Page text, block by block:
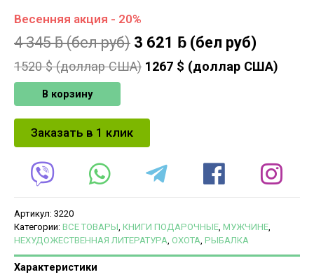
Весенняя акция - 20%
4 345ƃ(бел руб) 3 621 ƃ (бел руб)
1520$ (доллар США) 1267 $ (доллар США)
В корзину
Заказать в 1 клик
Артикул: 3220
Категории: ВСЕ ТОВАРЫ КНИГИ ПОДАРОЧНЫЕ МУЖЧИНЕ
НЕХУДОЖЕСТВЕННАЯ ЛИТЕРАТУРА ОХОТА РЫБАЛКА
Характеристики